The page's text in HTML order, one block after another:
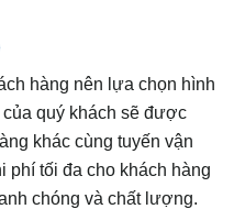
hàng nên lựa chọn hình
quý khách sẽ được
khác cùng tuyến vận
phí tối đa cho khách hàng
chóng và chất lượng.